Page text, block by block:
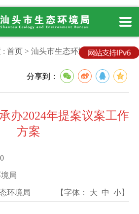
: 首页 > 汕头市生态环境局>专题专
分享到：
办2024年提案议案工作
方案
局
环境局 【字体： 大 中 小】